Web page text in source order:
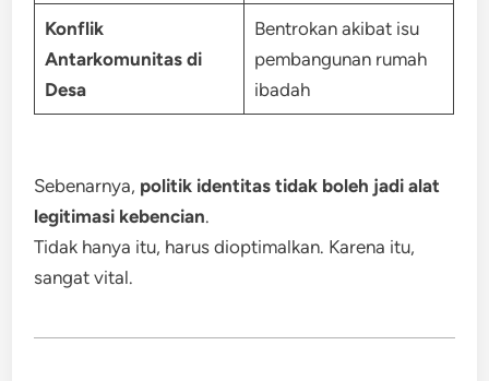
Konflik
Antarkomunitas di
Desa
Bentrokan akibat isu
pembangunan rumah
ibadah
Sebenarnya, politik identitas tidak boleh jadi alat
legitimasi kebencian.
Tidak hanya itu, harus dioptimalkan. Karena itu,
sangat vital.